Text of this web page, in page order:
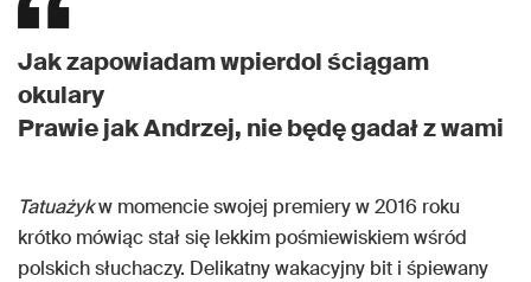
Jak zapowiadam wpierdol ściągam
okulary
Prawie jak Andrzej, nie będę gadał z wami
Tatuażykw momencie swojej premiery w 2016 roku
krótko mówiąc stał się lekkim pośmiewiskiem wśród
polskich słuchaczy. Delikatny wakacyjny bit i śpiewany